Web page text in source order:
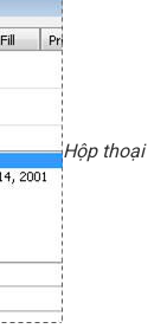
Hộp thoại